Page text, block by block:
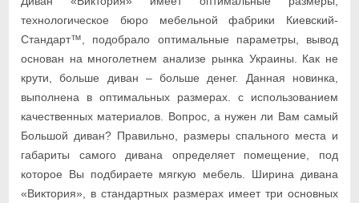
технологическое бюро мебельной фабрики Киевский-
Стандарт™, подобрало оптимальные параметры, вывод
основан на многолетнем анализе рынка Украины. Как не
крути, больше диван – больше денег. Данная новинка,
выполнена в оптимальных размерах. с использованием
качественных материалов. Вопрос, а нужен ли Вам самый
Большой диван? Правильно, размеры спального места и
габариты самого дивана определяет помещение, под
которое Вы подбираете мягкую мебель. Ширина дивана
«Виктория», в стандартных размерах имеет три основных